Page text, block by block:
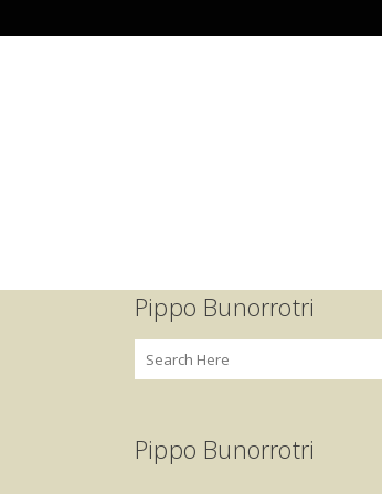
Pippo Bunorrotri
Pippo Bunorrotri